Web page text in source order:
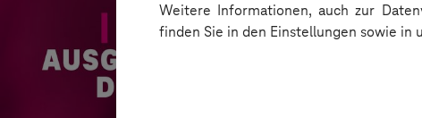
Weitere Informationen, auch zur
finden Sie in den Einstellungen sowie in